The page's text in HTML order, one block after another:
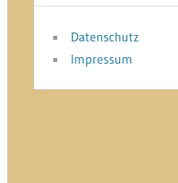
Datenschutz
Impressum